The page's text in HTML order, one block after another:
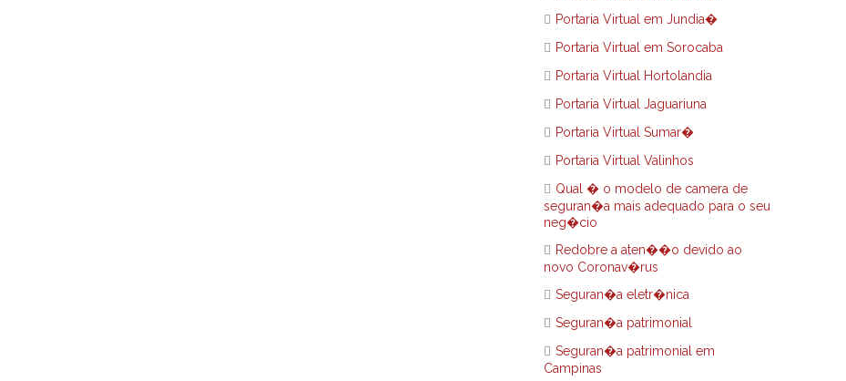
Portaria Virtual em Jundia�
Portaria Virtual em Sorocaba
Portaria Virtual Hortolandia
Portaria Virtual Jaguariuna
Portaria Virtual Sumar�
Portaria Virtual Valinhos
Qual � o modelo de camera de
seguran�a mais adequado para o seu
neg�cio
Redobre a aten��o devido ao
novo Coronav�rus
Seguran�a eletr�nica
Seguran�a patrimonial
Seguran�a patrimonial em
Campinas